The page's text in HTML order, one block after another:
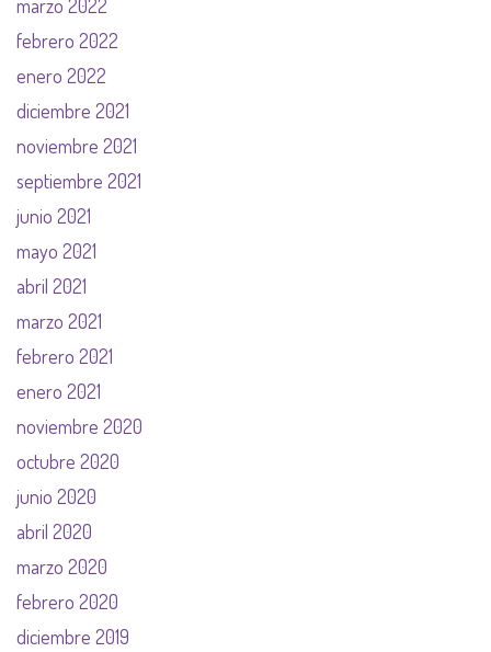
marzo 2022
febrero 2022
enero 2022
diciembre 2021
noviembre 2021
septiembre 2021
junio 2021
mayo 2021
abril 2021
marzo 2021
febrero 2021
enero 2021
noviembre 2020
octubre 2020
junio 2020
abril 2020
marzo 2020
febrero 2020
diciembre 2019